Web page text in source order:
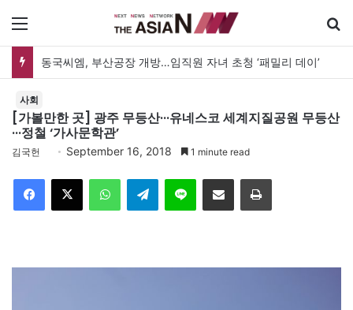
동국씨엠, 부산공장 개방…임직원 자녀 초청 ‘패밀리 데이’
사회
[가볼만한 곳] 광주 무등산···유네스코 세계지질공원 무등산
···정철 ‘가사문학관’
김국헌 September 16, 2018 1 minute read
Telegram 이메일